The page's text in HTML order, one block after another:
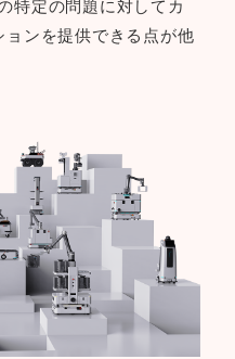
特定の問題に対してカ
ンを提供できる点が他